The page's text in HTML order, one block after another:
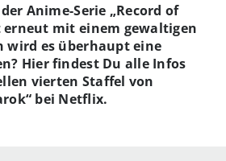
Anime-Serie „Record of
erneut mit einem gewaltigen
wird es überhaupt eine
Hier findest Du alle Infos
vierten Staffel von
bei Netflix.